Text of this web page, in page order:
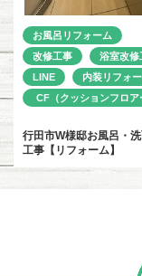
お風呂リフォーム
改修工事
浴室改修
LINE
内装リフォ
CF（クッションフロア
行田市W様邸お風呂・
工事【リフォーム】